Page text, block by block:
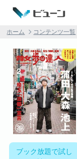
ホーム コンテンツ一覧
ブック放題で試し